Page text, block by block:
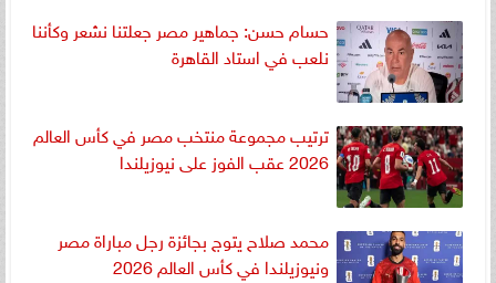
حسام حسن: جماهير مصر جعلتنا نشعر وكأننا
نلعب في استاد القاهرة
ترتيب مجموعة منتخب مصر في كأس العالم
2026 عقب الفوز على نيوزيلندا
محمد صلاح يتوج بجائزة رجل مباراة مصر
ونيوزيلندا في كأس العالم 2026